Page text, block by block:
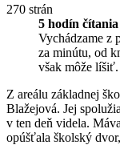
270 strán
5 hodín čítania
Vychádzame z
za minútu, od
však môže líšiť.
Z areálu základnej
Blažejová. Jej
v ten deň videla.
opúšťala školský